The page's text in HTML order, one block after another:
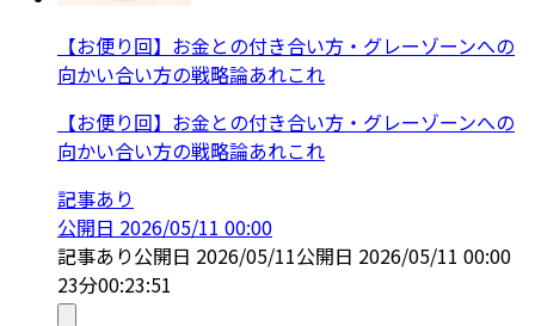
【お便り回】お金との付き合い方・グレーゾーンへの
向かい合い方の戦略論あれこれ
【お便り回】お金との付き合い方・グレーゾーンへの
向かい合い方の戦略論あれこれ
記事あり
公開日 2026/05/11 00:00
記事あり公開日 2026/05/11公開日 2026/05/11 00:00
23分00:23:51